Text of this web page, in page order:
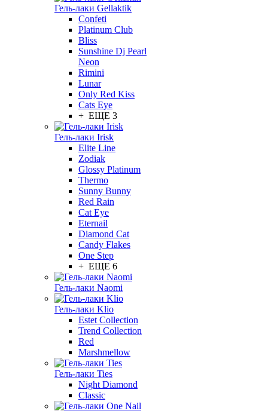
Гель-лаки Gellaktik
Confeti
Platinum Club
Bliss
Sunshine Dj Pearl
Neon
Rimini
Lunar
Only Red Kiss
Cats Eye
+ ЕЩЕ 3
Гель-лаки Irisk
Elite Line
Zodiak
Glossy Platinum
Thermo
Sunny Bunny
Red Rain
Cat Eye
Eternail
Diamond Cat
Candy Flakes
One Step
+ ЕЩЕ 6
Гель-лаки Naomi
Гель-лаки Klio
Estet Collection
Trend Collection
Red
Marshmellow
Гель-лаки Ties
Night Diamond
Classic